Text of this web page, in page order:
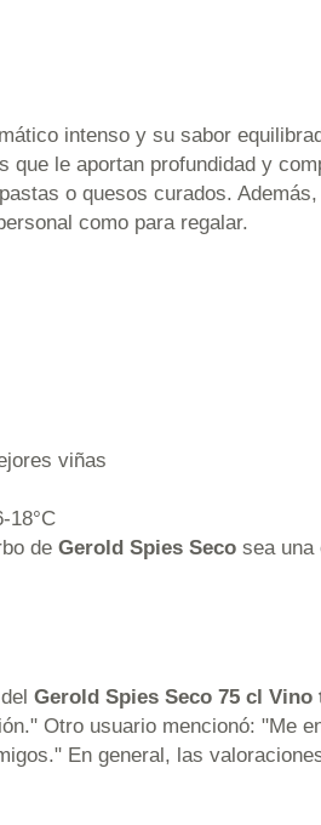
intenso y su sabor
le aportan profundidad y
o quesos curados.
como para regalar.
viñas
18°C
de Gerold Spies Seco sea una
Gerold Spies Seco 75 cl Vino
Otro usuario mencionó: "Me
En general, las